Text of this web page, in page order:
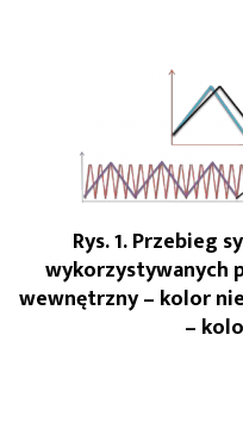
Rys. 1. Przebieg
wykorzystywanych
wewnętrzny – kolor
–